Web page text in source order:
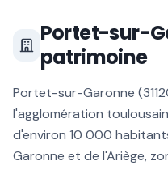
Portet-sur-
patrimoine
Portet-sur-Garonne (
l'agglomération
d'environ 10 000
Garonne et de l'Ariège,